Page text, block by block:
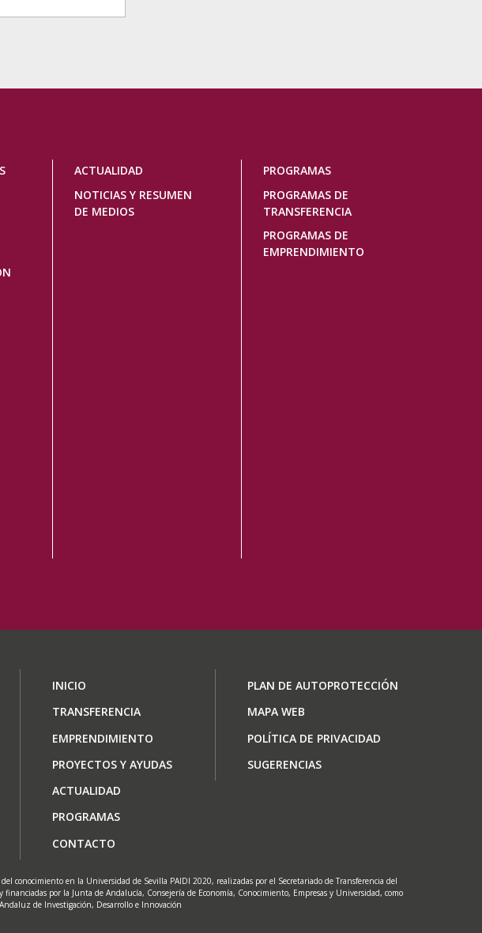
ACTUALIDAD
NOTICIAS Y RESUMEN
DE MEDIOS
PROGRAMAS
PROGRAMAS DE
TRANSFERENCIA
PROGRAMAS DE
EMPRENDIMIENTO
Navegación
principal
INICIO
TRANSFERENCIA
EMPRENDIMIENTO
PROYECTOS Y AYUDAS
ACTUALIDAD
PROGRAMAS
CONTACTO
Footer
menu
PLAN DE AUTOPROTECCIÓN
MAPA WEB
POLÍTICA DE PRIVACIDAD
SUGERENCIAS
conocimiento en la Universidad de Sevilla PAIDI 2020, realizadas por el Secretariado de Transferencia del
por la Junta de Andalucía, Consejería de Economía, Conocimiento, Empresas y Universidad, como
de Investigación, Desarrollo e Innovación